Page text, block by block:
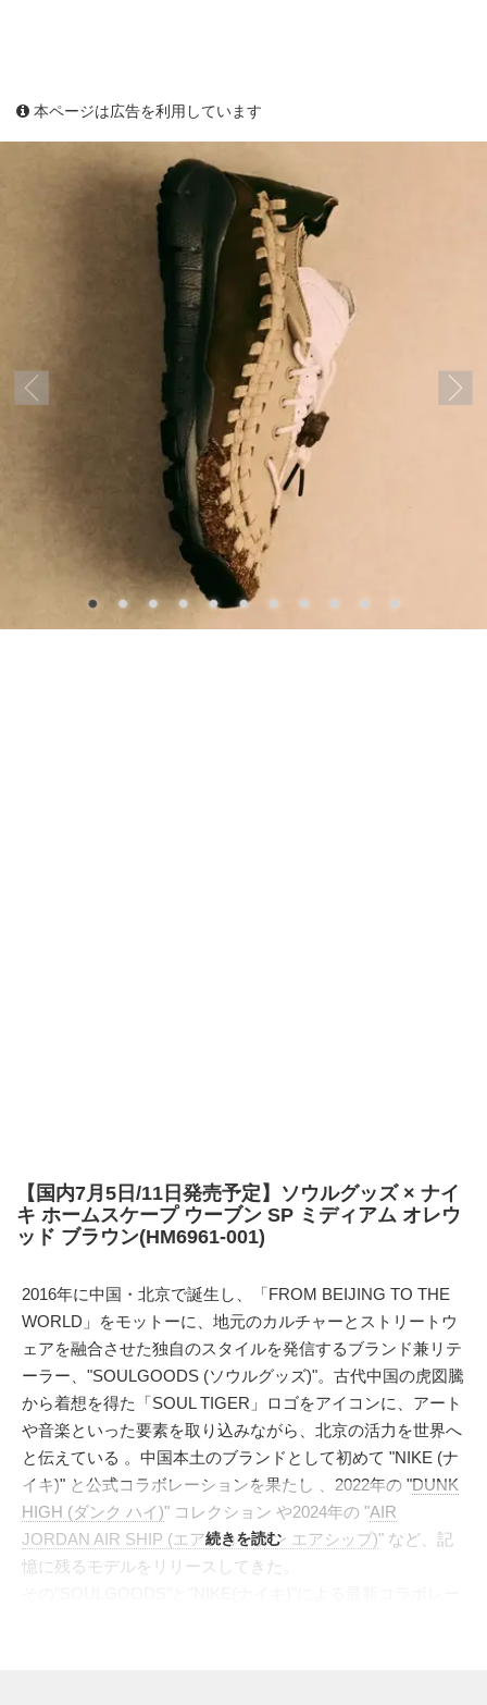
本ページは広告を利用しています
【国内7月5日/11日発売予定】ソウルグッズ × ナイ
キ ホームスケープ ウーブン SP ミディアム オレウ
ッド ブラウン(HM6961-001)
2016年に中国・北京で誕生し、「FROM BEIJING TO THE
WORLD」をモットーに、地元のカルチャーとストリートウ
ェアを融合させた独自のスタイルを発信するブランド兼リテ
ーラー、"SOULGOODS (ソウルグッズ)"。古代中国の虎図騰
から着想を得た「SOUL TIGER」ロゴをアイコンに、アート
や音楽といった要素を取り込みながら、北京の活力を世界へ
と伝えている 。中国本土のブランドとして初めて "NIKE (ナ
イキ)" と公式コラボレーションを果たし 、2022年の "DUNK
HIGH (ダンク ハイ)" コレクション や2024年の "AIR
JORDAN AIR SHIP (エアジョーダン エアシップ)" など、記
憶に残るモデルをリリースしてきた。
続きを読む